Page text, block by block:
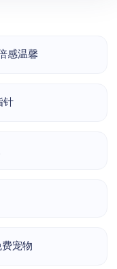
感温馨
针
宠物